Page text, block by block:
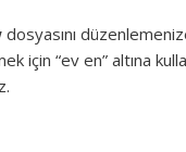
dosyasını
“ev en” altına